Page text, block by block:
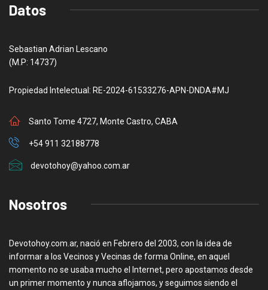
Datos
Sebastian Adrian Lescano
(M.P: 14737)
Propiedad Intelectual: RE-2024-61533276-APN-DNDA#MJ
Santo Tome 4727, Monte Castro, CABA
+54 911 32188778
devotohoy@yahoo.com.ar
Nosotros
Devotohoy.com.ar, nació en Febrero del 2003, con la idea de
informar a los Vecinos y Vecinas de forma Online, en aquel
momento no se usaba mucho el Internet, pero apostamos desde
un primer momento y nunca aflojamos, y seguimos siendo el